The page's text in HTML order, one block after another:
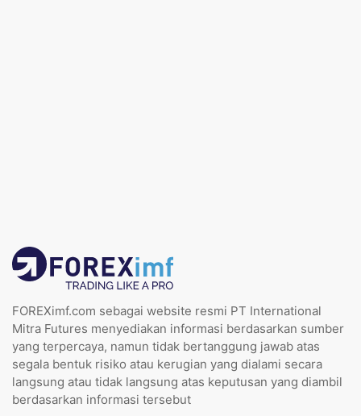
FOREXimf.com sebagai website resmi PT International
Mitra Futures menyediakan informasi berdasarkan sumber
yang terpercaya, namun tidak bertanggung jawab atas
segala bentuk risiko atau kerugian yang dialami secara
langsung atau tidak langsung atas keputusan yang diambil
berdasarkan informasi tersebut